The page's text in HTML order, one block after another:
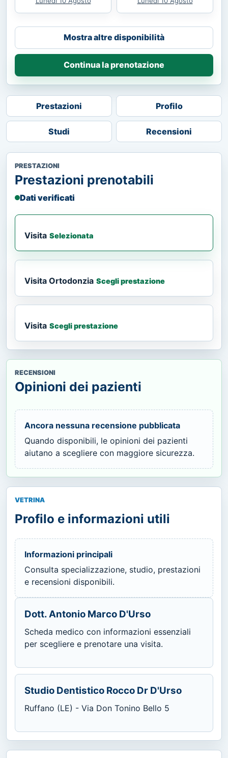
Mostra altre disponibilità
Continua la prenotazione
Prestazioni Profilo
Studi Recensioni
PRESTAZIONI
Prestazioni prenotabili
Dati verificati
Visita Selezionata
Visita Ortodonzia Scegli prestazione
Visita Scegli prestazione
RECENSIONI
Opinioni dei pazienti
Ancora nessuna recensione pubblicata
Quando disponibili, le opinioni dei pazienti
aiutano a scegliere con maggiore sicurezza.
VETRINA
Profilo e informazioni utili
Informazioni principali
Consulta specializzazione, studio, prestazioni
e recensioni disponibili.
Dott. Antonio Marco D'Urso
Scheda medico con informazioni essenziali
per scegliere e prenotare una visita.
Studio Dentistico Rocco Dr D'Urso
Ruffano (LE) - Via Don Tonino Bello 5